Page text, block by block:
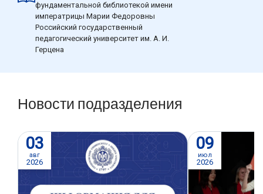
фундаментальной библиотекой имени
императрицы Марии Федоровны
Российский государственный
педагогический университет им. А. И.
Герцена
Новости подразделения
03
авг
2026
09
июл
2026